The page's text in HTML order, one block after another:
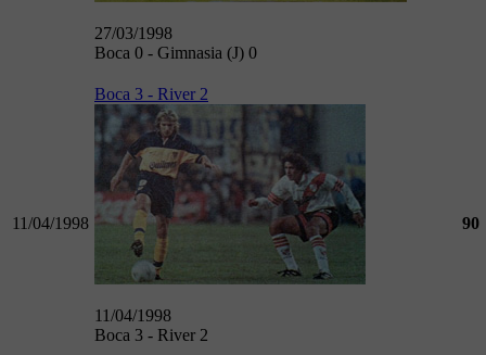
27/03/1998
Boca 0 - Gimnasia (J) 0
11/04/1998
Boca 3 - River 2
11/04/1998
Boca 3 - River 2
90